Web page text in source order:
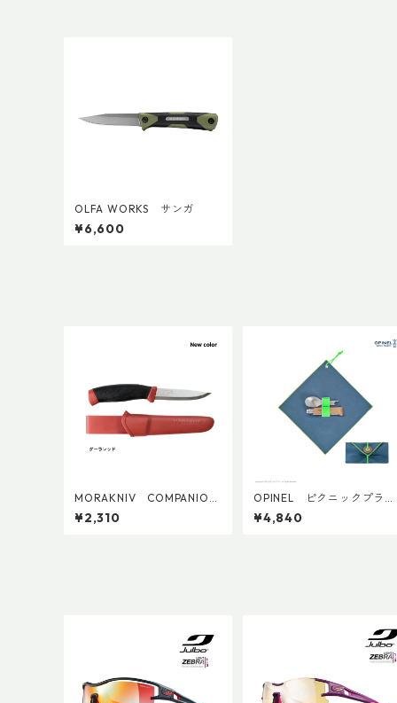
OLFA WORKS サンガ
¥6,600
MORAKNIV COMPANION
(S)
¥2,310
OPINEL ピクニックプラス
コンプリートセット
¥4,840